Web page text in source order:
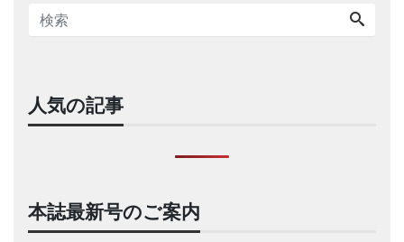
人気の記事
本誌最新号のご案内